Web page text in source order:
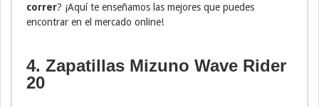
correr? ¡Aquí te enseñamos las mejores que puedes
encontrar en el mercado online!
4. Zapatillas Mizuno Wave Rider
20